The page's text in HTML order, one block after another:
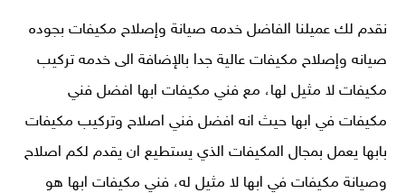
نقدم لك عميلنا الفاضل خدمه صيانة وإصلاح مكيفات بجوده
صيانه وإصلاح مكيفات عالية جدا بالإضافة الى خدمه تركيب
مكيفات لا مثيل لها، مع فني مكيفات ابها افضل فني
مكيفات في ابها حيث انه افضل فني اصلاح وتركيب مكيفات
بابها يعمل بمجال المكيفات الذي يستطيع ان يقدم لكم اصلاح
وصيانة مكيفات في ابها لا مثيل له، فني مكيفات ابها هو